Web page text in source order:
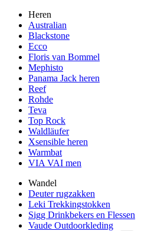
Heren
Australian
Blackstone
Ecco
Floris van Bommel
Mephisto
Panama Jack heren
Reef
Rohde
Teva
Top Rock
Waldläufer
Xsensible heren
Warmbat
VIA VAI men
Wandel
Deuter rugzakken
Leki Trekkingstokken
Sigg Drinkbekers en Flessen
Vaude Outdoorkleding